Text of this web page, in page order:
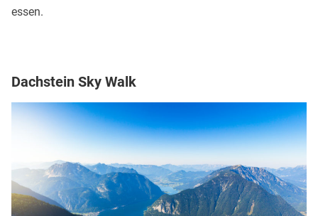
essen.
Dachstein Sky Walk